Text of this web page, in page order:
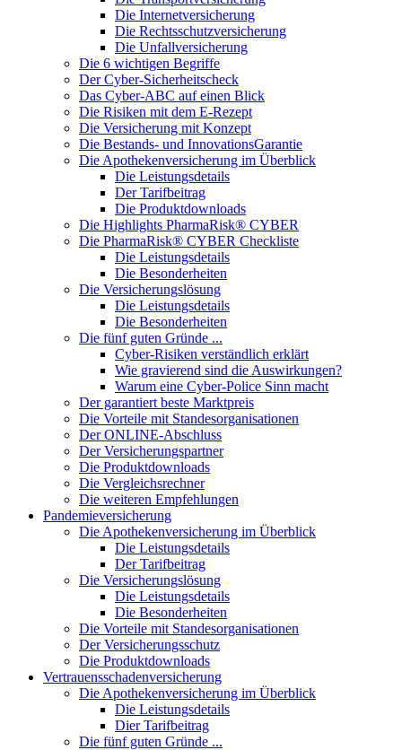
Die Internetversicherung
Die Rechtsschutzversicherung
Die Unfallversicherung
Die 6 wichtigen Begriffe
Der Cyber-Sicher­heits­check
Das Cyber-ABC auf einen Blick
Die Risiken mit dem E-Rezept
Die Versicherung mit Konzept
Die Bestands- und InnovationsGarantie
Die Apothekenversicherung im Überblick
Die Leistungsdetails
Der Tarifbeitrag
Die Produktdownloads
Die Highlights PharmaRisk® CYBER
Die PharmaRisk® CYBER Checkliste
Die Leistungsdetails
Die Besonderheiten
Die Versicherungslösung
Die Leistungsdetails
Die Besonderheiten
Die fünf guten Gründe ...
Cyber-Risiken verständlich erklärt
Wie gravierend sind die Auswirkungen?
Warum eine Cyber-Police Sinn macht
Der garantiert beste Marktpreis
Die Vorteile mit Standesorganisationen
Der ONLINE-Abschluss
Der Versicherungspartner
Die Produktdownloads
Die Vergleichsrechner
Die weiteren Empfehlungen
Pandemieversicherung
Die Apothekenversicherung im Überblick
Die Leistungsdetails
Der Tarifbeitrag
Die Versicherungslösung
Die Leistungsdetails
Die Besonderheiten
Die Vorteile mit Standesorganisationen
Der Versicherungsschutz
Die Produktdownloads
Vertrauensschadenversicherung
Die Apothekenversicherung im Überblick
Die Leistungsdetails
Dier Tarifbeitrag
Die fünf guten Gründe ...